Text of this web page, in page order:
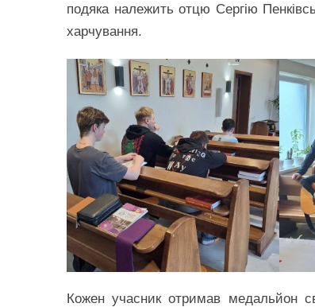
подяка належить отцю Сергію
харчування.
Кожен учасник отримав медальйон